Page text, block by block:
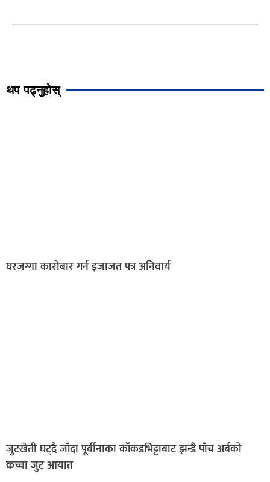
थप पढ्नुहोस्
घरजग्गा कारोबार गर्न इजाजत पत्र अनिवार्य
जुटखेती घट्दै जाँदा पूर्वीनाका काँकडभिट्टाबाट झन्डै पाँच अर्बको
कच्चा जुट आयात